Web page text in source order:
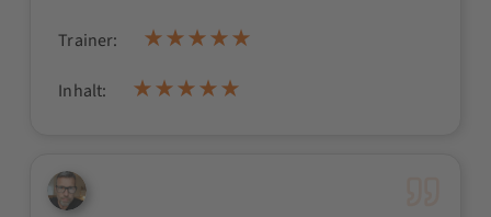
Trainer:
Inhalt: